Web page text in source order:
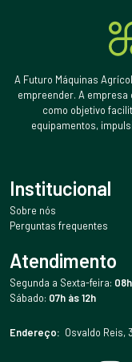
A Futuro Máquinas Agrícolas nasceu da vontade dos seus fundadores de
empreender. A
como objetivo
equipamentos,
Institucional
Sobre nós
Perguntas frequentes
Atendimento
Segunda a Sexta-feira:
Sábado: 07h às 12h
Endereço: Osvaldo Reis,